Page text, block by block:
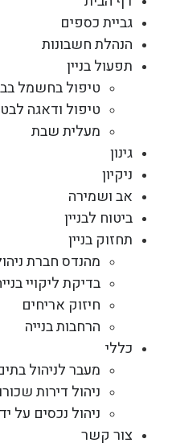
גביית כספים
הנהלת חשבונות
תפעול בניין
טיפול בחשמל
טיפול ודאגה
מעלית שבת
גינון
ניקיון
אב ושמירה
ביטוח לבניין
תחזוק בניין
מהנדס חברת
בדיקת ליקויי
חיזוק אריחים
הרחבות בנייה
כללי
מעבר לניהול
ניהול דירות
ניהול נכסים על
צור קשר